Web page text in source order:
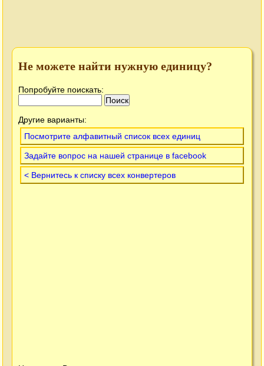
Не можете найти нужную единицу?
Попробуйте поискать:
Другие варианты:
Посмотрите алфавитный список всех единиц
Задайте вопрос на нашей странице в facebook
< Вернитесь к списку всех конвертеров